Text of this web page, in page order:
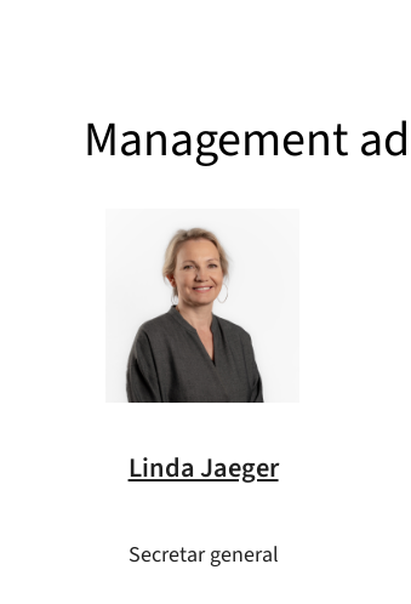
Management
Linda Jaeger
Secretar general